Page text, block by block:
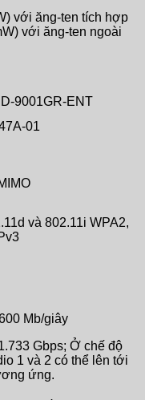
với ăng-ten tích hợp
với ăng-ten ngoài
9001GR-ENT
01
và 802.11i WPA2,
Mb/giây
Gbps; Ở chế độ
1 và 2 có thể lên tới
ứng.